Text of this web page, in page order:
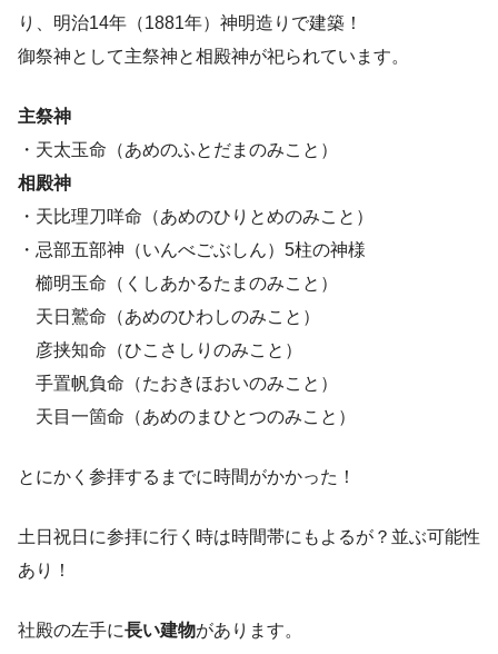
り、明治14年（1881年）神明造りで建築！
御祭神として主祭神と相殿神が祀られています。
主祭神
・天太玉命（あめのふとだまのみこと）
相殿神
・天比理刀咩命（あめのひりとめのみこと）
・忌部五部神（いんべごぶしん）5柱の神様
櫛明玉命（くしあかるたまのみこと）
天日鷲命（あめのひわしのみこと）
彦挟知命（ひこさしりのみこと）
手置帆負命（たおきほおいのみこと）
天目一箇命（あめのまひとつのみこと）
とにかく参拝するまでに時間がかかった！
土日祝日に参拝に行く時は時間帯にもよるが？並ぶ可能性
あり！
社殿の左手に長い建物があります。